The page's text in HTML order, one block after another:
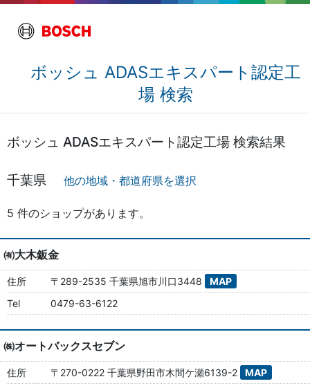
ボッシュ ADASエキスパート認定工
場 検索
ボッシュ ADASエキスパート認定工場 検索結果
千葉県 他の地域・都道府県を選択
5 件のショップがあります。
㈲大木鈑金
住所 〒289-2535 千葉県旭市川口3448
MAP
Tel
0479-63-6122
㈱オートバックスセブン
住所 〒270-0222 千葉県野田市木間ケ瀬6139-2
MAP